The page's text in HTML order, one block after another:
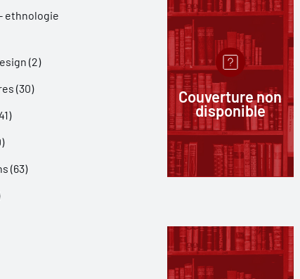
ethnologie
(2)
(30)
(63)
Couverture non
disponible